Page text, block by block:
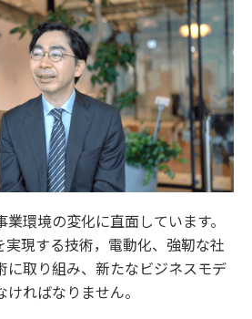
環境の変化に直面しています。
実現する技術，電動化、強靭な社
に取り組み、新たなビジネスモデ
ればなりません。